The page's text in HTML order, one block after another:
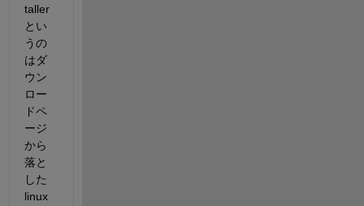
taller
とい
うの
はダ
ウン
ロー
ドペ
ージ
から
落と
した
linux